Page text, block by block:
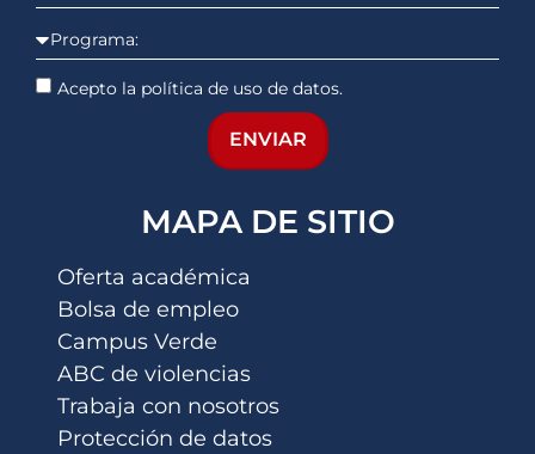
Acepto la política de uso de datos.
ENVIAR
MAPA DE SITIO
Oferta académica
Bolsa de empleo
Campus Verde
ABC de violencias
Trabaja con nosotros
Protección de datos